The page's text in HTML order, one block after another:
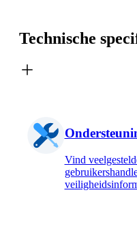
Technische
Vind